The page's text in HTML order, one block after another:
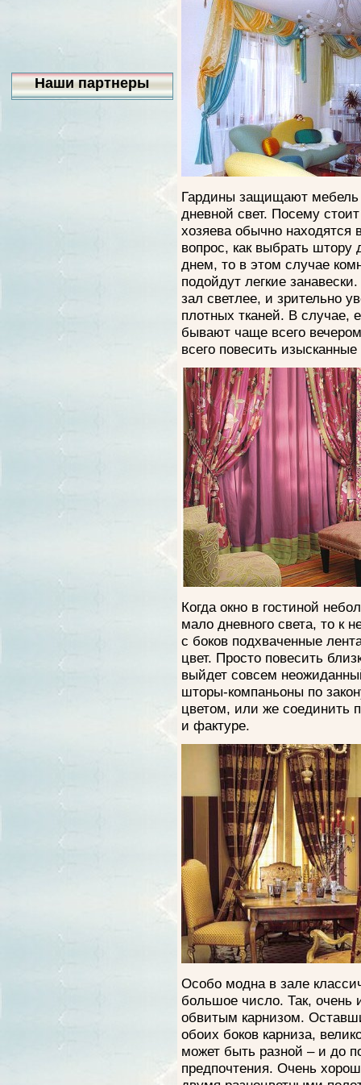
Наши партнеры
Гардины защищают мебель
дневной свет. Посему
хозяева обычно находятся
вопрос, как выбрать
днем, то в этом случае
подойдут легкие
зал светлее, и зрительно
плотных тканей. В случае,
бывают чаще всего
всего повесить
Когда окно в гостиной
мало дневного света, то к
с боков подхваченные
цвет. Просто повесить
выйдет совсем
шторы-компаньоны по
цветом, или же соединить
и фактуре.
Особо модна в зале
большое число. Так, очень
обвитым карнизом.
обоих боков карниза,
может быть разной – и до
предпочтения. Очень